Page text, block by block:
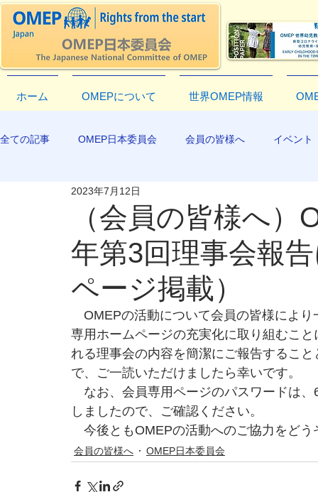
ホーム OMEPについて 世界OMEP情報
全ての記事 OMEP日本委員会 会員の皆様へ イベント
EXCO-COMMUNICATION
（会員の皆様へ
年第3回理事会報
ページ掲載）
2023年7月12日
OMEPの活動について会員の皆様により
専用ホームページの充実化に取り組むこ
れる理事会の内容を簡潔にご報告するこ
で、ご一読いただけましたら幸いです。
なお、会員専用ページのパスワードは
しましたので、ご確認ください。
今後ともOMEPの活動へのご協力をどう
会員の皆様へ OMEP日本委員会